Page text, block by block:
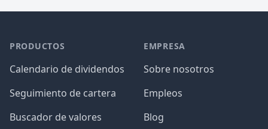
PRODUCTOS
Calendario de dividendos
Seguimiento de cartera
Buscador de valores
EMPRESA
Sobre nosotros
Empleos
Blog